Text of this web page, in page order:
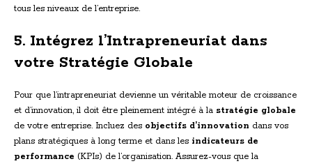
tous les niveaux de l’entreprise.
5. Intégrez l’Intrapreneuriat dans
votre Stratégie Globale
Pour que l’intrapreneuriat devienne un véritable moteur de croissance
et d’innovation, il doit être pleinement intégré à la stratégie globale
de votre entreprise. Incluez des objectifs d’innovation dans vos
plans stratégiques à long terme et dans les indicateurs de
performance (KPIs) de l’organisation. Assurez-vous que la